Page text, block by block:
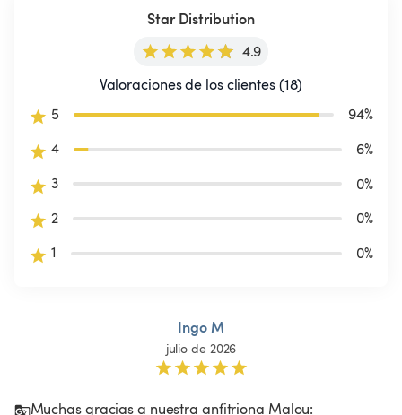
Star Distribution
4.9
Valoraciones de los clientes (18)
5
94%
4
6%
3
0%
2
0%
1
0%
Ingo M
julio de 2026
Muchas gracias a nuestra anfitriona Malou: